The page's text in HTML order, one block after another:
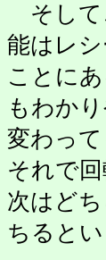
そして
能はレ
ことに
もわか
変わっ
それで
次はど
ちるとい